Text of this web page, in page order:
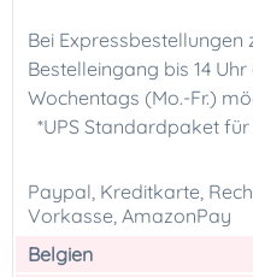
Bei
Bestelleingang bis 14
Wochentags (Mo.-Fr.)
*UPS Standardpaket
Paypal, Kreditkarte,
Vorkasse, AmazonPay
Belgien